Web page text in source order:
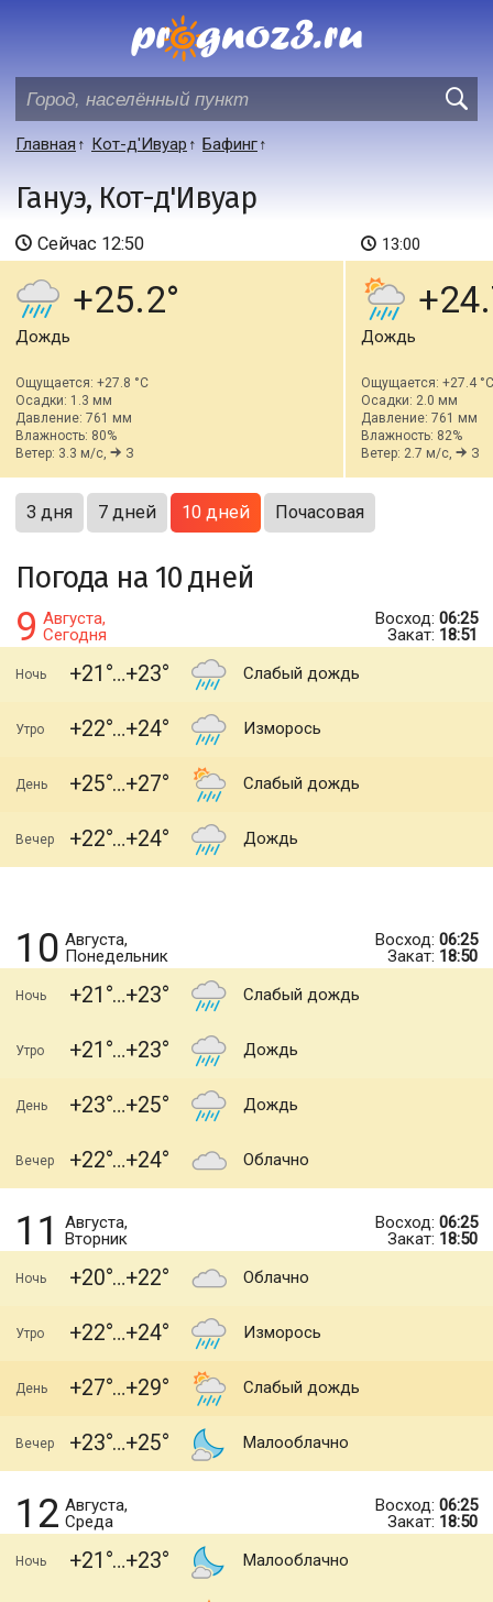
Главная Кот-д'Ивуар Бафинг
Гануэ, Кот-д'Ивуар
Сейчас 12:50
+25.2
Дождь
Ощущается: +27.8 °C
Осадки: 1.3 мм
Давление: 761 мм
Влажность: 80%
Ветер: 3.3 м/с,
З
13:00
Дождь
Ощущается: +27.4 °C
Осадки: 2.0 мм
Давление: 761 мм
Влажность: 82%
Ветер: 2.7 м/с,
З
3 дня 7 дней 10 дней Почасовая
Погода на 10 дней
9 Августа,
Сегодня
Восход: 06:25
Закат: 18:51
Ночь +21 +23 Слабый дождь
Утро +22 +24 Изморось
День +25 +27 Слабый дождь
Вечер +22 +24 Дождь
10 Августа,
Понедельник
Восход: 06:25
Закат: 18:50
Ночь +21 +23 Слабый дождь
Утро +21 +23 Дождь
День +23 +25 Дождь
Вечер +22 +24 Облачно
11
Августа,
Вторник
Восход: 06:25
Закат: 18:50
Ночь +20 +22 Облачно
Утро +22 +24 Изморось
День +27 +29 Слабый дождь
Вечер +23 +25 Малооблачно
12 Августа,
Среда
Восход: 06:25
Закат: 18:50
Ночь +21 +23 Малооблачно